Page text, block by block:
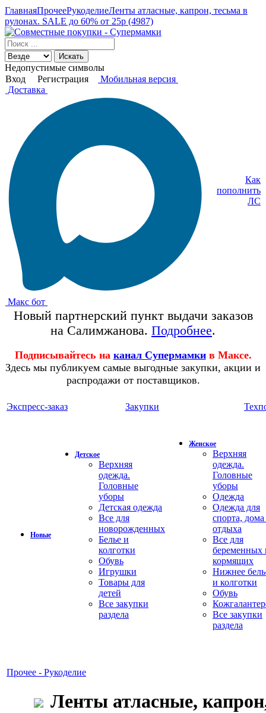
ГлавнаяПрочееРукоделиеЛенты атласные, капрон, тесьма в
рулонах. SALE до 60% от 25р (4987)
Искать
Недопустимые символы
Вход
Регистрация
Мобильная версия
Доставка
Макс бот
Как
пополнить
ЛС
Новый партнерский пункт выдачи заказов
на Салимжанова. Подробнее.
Подписывайтесь на канал Супермамки в Максе.
Здесь мы публикуем самые выгодные закупки, акции и
распродажи от поставщиков.
Экспресс-заказ Закупки
Новые
Детское
Верхняя
одежда.
Головные
уборы
Детская одежда
Все для
новорожденных
Белье и
колготки
Обувь
Игрушки
Товары для
детей
Все закупки
раздела
Женское
Верхняя
одежда.
Головные
уборы
Одежда
Одежда для
спорта,
отдыха
Все для
беременных
кормящих
Нижнее
и колготки
Обувь
Все закупки
раздела
Прочее - Рукоделие
Ленты атласные,